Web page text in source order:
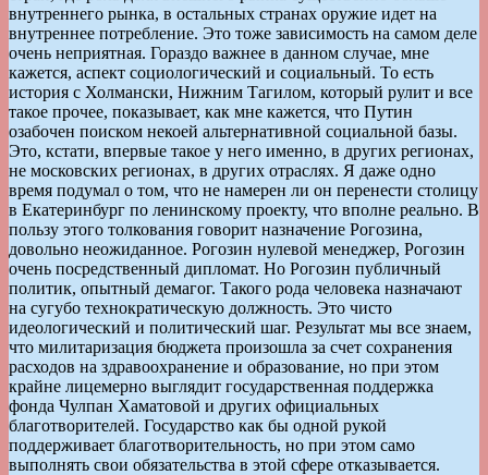
внутреннего рынка, в остальных странах оружие идет на
внутреннее потребление. Это тоже зависимость на самом деле
очень неприятная. Гораздо важнее в данном случае, мне
кажется, аспект социологический и социальный. То есть
история с Холмански, Нижним Тагилом, который рулит и все
такое прочее, показывает, как мне кажется, что Путин
озабочен поиском некоей альтернативной социальной базы.
Это, кстати, впервые такое у него именно, в других регионах,
не московских регионах, в других отраслях. Я даже одно
время подумал о том, что не намерен ли он перенести столицу
в Екатеринбург по ленинскому проекту, что вполне реально. В
пользу этого толкования говорит назначение Рогозина,
довольно неожиданное. Рогозин нулевой менеджер, Рогозин
очень посредственный дипломат. Но Рогозин публичный
политик, опытный демагог. Такого рода человека назначают
на сугубо технократическую должность. Это чисто
идеологический и политический шаг. Результат мы все знаем,
что милитаризация бюджета произошла за счет сохранения
расходов на здравоохранение и образование, но при этом
крайне лицемерно выглядит государственная поддержка
фонда Чулпан Хаматовой и других официальных
благотворителей. Государство как бы одной рукой
поддерживает благотворительность, но при этом само
выполнять свои обязательства в этой сфере отказывается.